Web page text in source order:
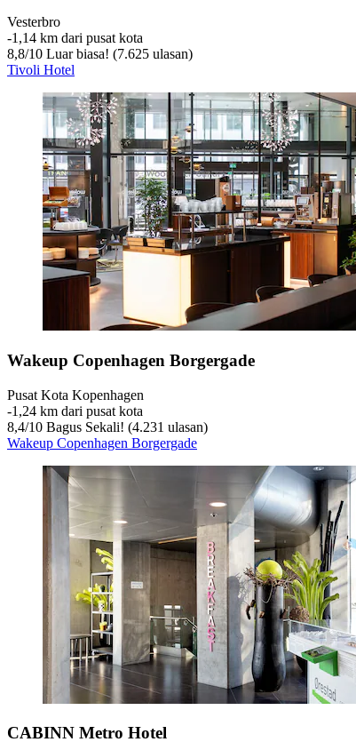
Vesterbro
‐1,14 km dari pusat kota
8,8/10 Luar biasa! (7.625 ulasan)
Tivoli Hotel
Wakeup Copenhagen Borgergade
Pusat Kota Kopenhagen
‐1,24 km dari pusat kota
8,4/10 Bagus Sekali! (4.231 ulasan)
Wakeup Copenhagen Borgergade
CABINN Metro Hotel